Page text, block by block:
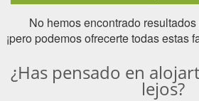
No hemos encontrado
¡pero podemos ofrecerte todas estas
¿Has pensado en
lejos?